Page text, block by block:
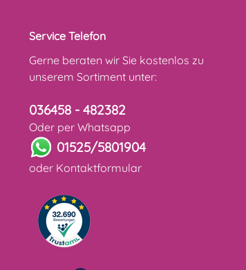
Service Telefon
Gerne beraten wir Sie kostenlos zu
unserem Sortiment unter:
036458 - 482382
Oder per Whatsapp
01525/5801904
oder Kontaktformular